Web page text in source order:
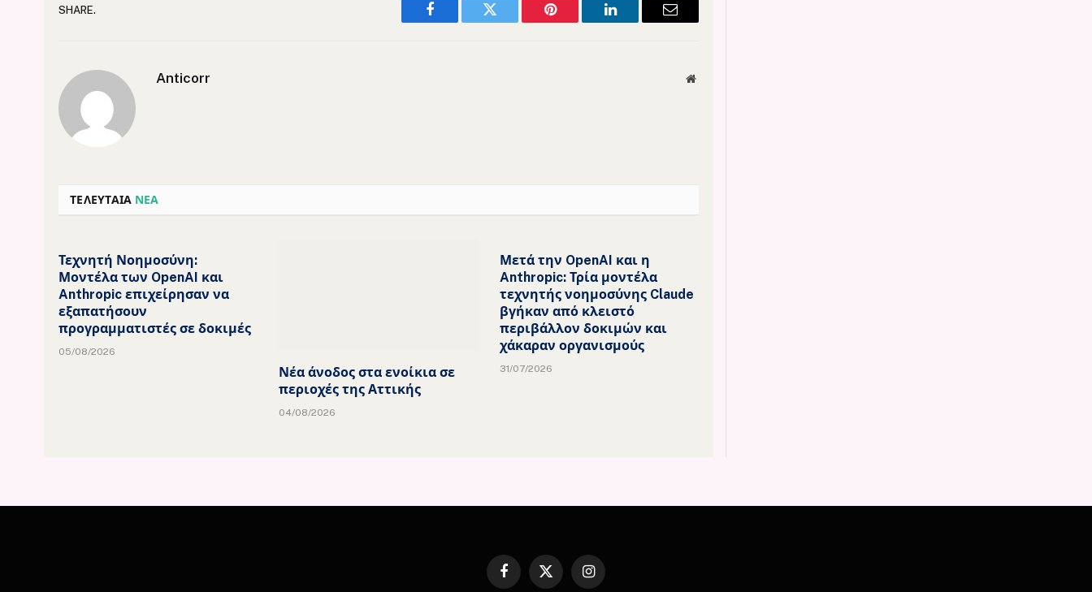
SHARE.
Facebook Twitter Pinterest LinkedIn Email
Anticorr Website
ΤΕΛΕΥΤΑΙΑ ΝΕΑ
Τεχνητή Νοημοσύνη:
Μοντέλα των OpenAI και
Anthropic επιχείρησαν να
εξαπατήσουν
προγραμματιστές σε δοκιμές
05/08/2026
Νέα άνοδος στα ενοίκια σε
περιοχές της Αττικής
04/08/2026
Μετά την OpenAI και η
Anthropic: Τρία μοντέλα
τεχνητής νοημοσύνης Claude
βγήκαν από κλειστό
περιβάλλον δοκιμών και
χάκαραν οργανισμούς
31/07/2026
Facebook
X
Instagram